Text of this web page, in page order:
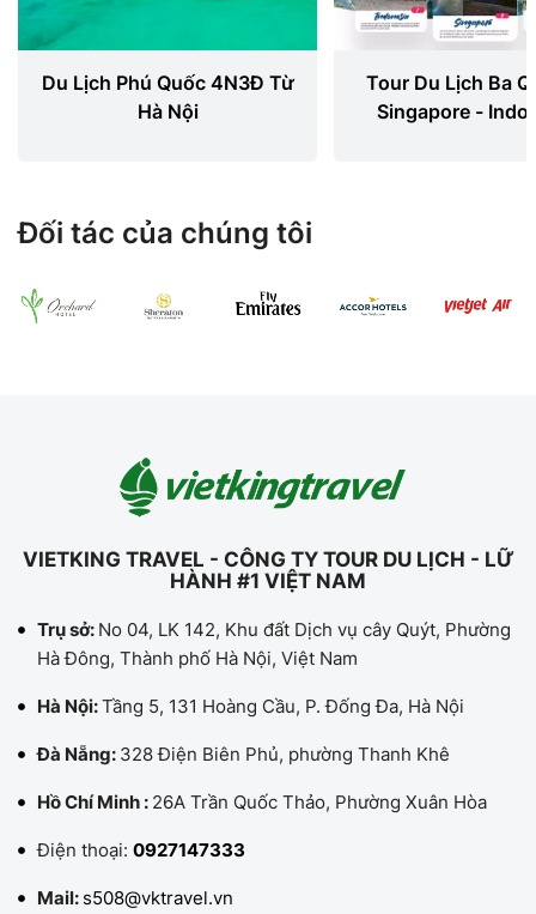
Du Lịch Phú Quốc 4N3Đ Từ
Hà Nội
Tour Du Lịch Ba
Singapore -
Đối tác của chúng tôi
VIETKING TRAVEL - CÔNG TY TOUR DU LỊCH - LỮ
HÀNH #1 VIỆT NAM
Trụ sở: No 04, LK 142, Khu đất Dịch vụ cây Quýt, Phường
Hà Đông, Thành phố Hà Nội, Việt Nam
Hà Nội:Tầng 5, 131 Hoàng Cầu, P. Đống Đa, Hà Nội
Đà Nẵng: 328 Điện Biên Phủ, phường Thanh Khê
Hồ Chí Minh : 26A Trần Quốc Thảo, Phường Xuân Hòa
Điện thoại: 0927147333
Mail: s508@vktravel.vn